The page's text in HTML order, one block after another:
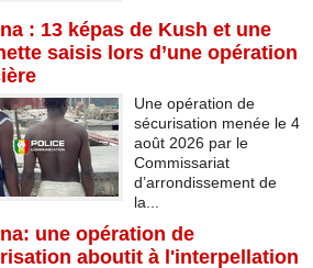
: 13 képas de Kush et une
saisis lors d’une opération
Une opération de
sécurisation menée le 4
août 2026 par le
Commissariat
d’arrondissement de
la...
une opération de
aboutit à l'interpellation